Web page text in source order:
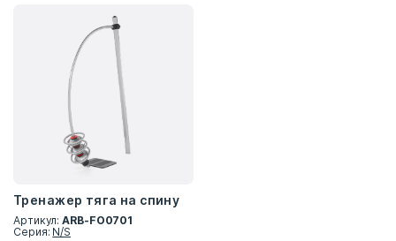
Тренажер тяга на спину
Артикул:ARB-FO0701
Серия: N/S